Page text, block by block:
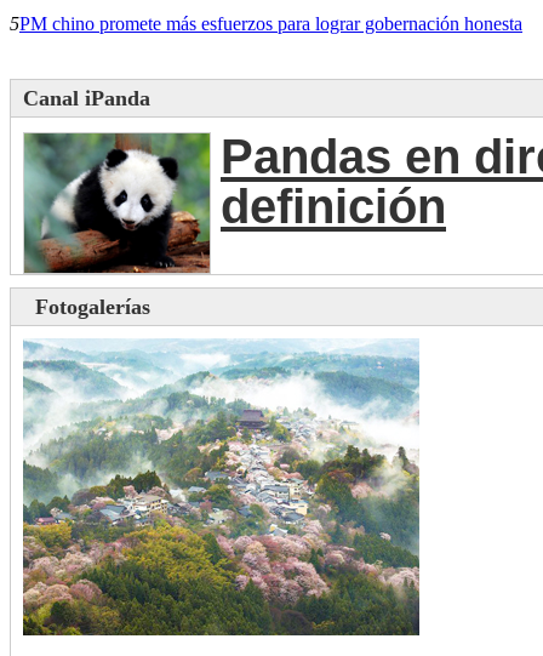
5PM chino promete más esfuerzos para lograr gobernación honesta
Canal iPanda
Pandas en
definición
Fotogalerías